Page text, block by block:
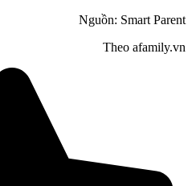
Nguồn: Smart Parent
Theo afamily.vn